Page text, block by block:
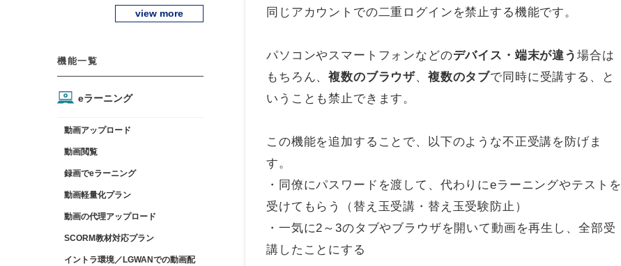
同じアカウントでの二重ログインを禁止する機能です。
パソコンやスマートフォンなどのデバイス・端末が違う場合は
もちろん、複数のブラウザ、 複数のタブで同時に受講する、と
いうことも禁止できます。
この機能を追加することで、以下のような不正受講を防げま
す。
・同僚にパスワードを渡して、代わりにeラーニングやテストを
受けてもらう（替え玉受講・替え玉受験防止）
・一気に2～3のタブやブラウザを開いて動画を再生し、全部受
講したことにする
view more
機能一覧
eラーニング
動画アップロード
動画閲覧
録画でeラーニング
動画軽量化プラン
動画の代理アップロード
SCORM教材対応プラン
イントラ環境／LGWANでの動画配